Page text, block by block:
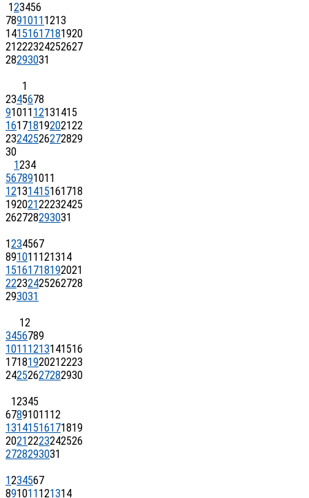
123456
7891011 1213
14151617181920
21222324252627
28293031
1
2345678
91011 12131415
16171819202122
23242526272829
30
1234
567891011
12131415161718
19202122232425
262728293031
1234567
891011 121314
15161718192021
22232425262728
293031
12
3456789
1011 1213141516
17181920212223
24252627282930
12345
67891011 12
13141516171819
20212223242526
2728293031
1234567
891011 121314